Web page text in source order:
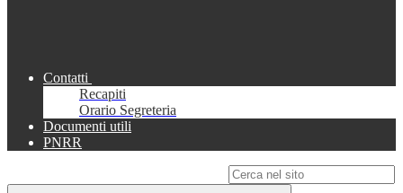
Contatti
Recapiti
Orario Segreteria
Documenti utili
PNRR